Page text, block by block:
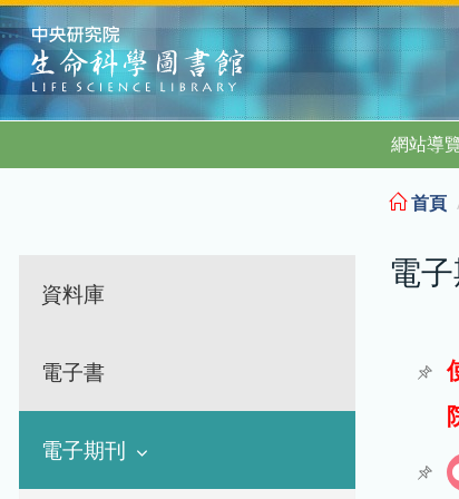
:::
網站導
資料庫
電子書
電子期刊
首頁
電